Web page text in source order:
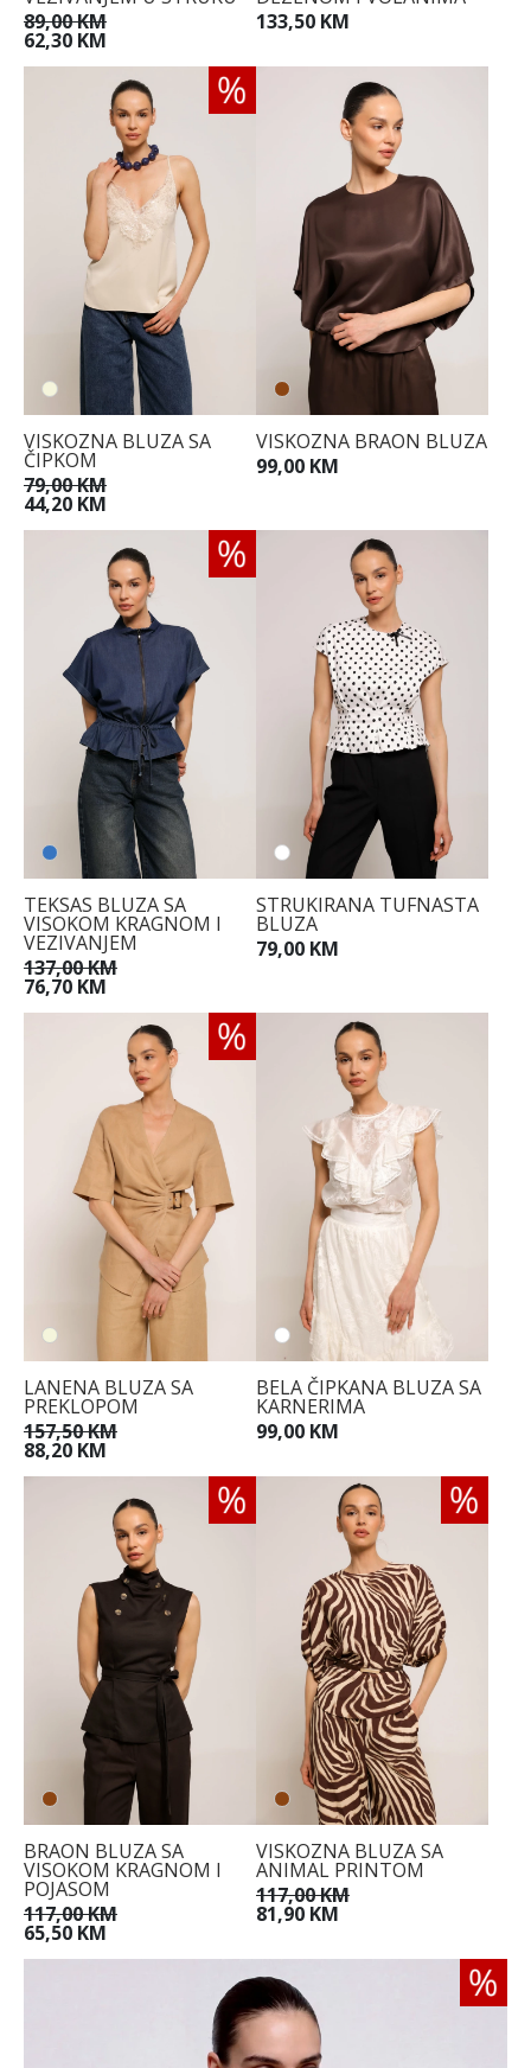
89,00 KM
62,30 KM
133,50 KM
VISKOZNA BLUZA SA
ČIPKOM
79,00 KM
44,20 KM
VISKOZNA BRAON BLUZA
99,00 KM
TEKSAS BLUZA SA
VISOKOM KRAGNOM I
VEZIVANJEM
137,00 KM
76,70 KM
STRUKIRANA TUFNASTA
BLUZA
79,00 KM
LANENA BLUZA SA
PREKLOPOM
157,50 KM
88,20 KM
BELA ČIPKANA BLUZA SA
KARNERIMA
99,00 KM
BRAON BLUZA SA
VISOKOM KRAGNOM I
POJASOM
117,00 KM
65,50 KM
VISKOZNA BLUZA SA
ANIMAL PRINTOM
117,00 KM
81,90 KM